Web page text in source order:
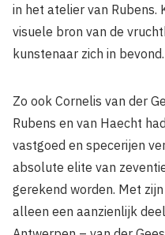
in het atelier van Rubens.
visuele bron van de
kunstenaar zich in bevond.
Zo ook Cornelis van der
Rubens en van Haecht
vastgoed en specerijen
absolute elite van
gerekend worden. Met
alleen een aanzienlijk